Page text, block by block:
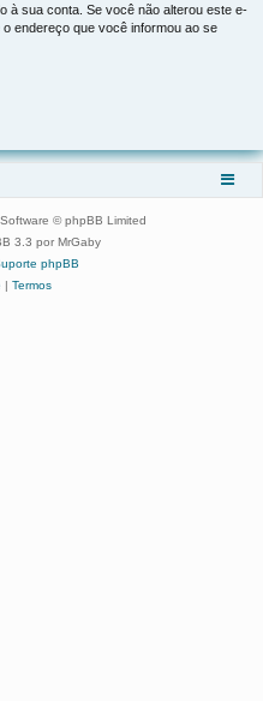
à sua conta. Se você não alterou este e-
endereço que você informou ao se
© phpBB Limited
3.3 por MrGaby
phpBB
| Termos